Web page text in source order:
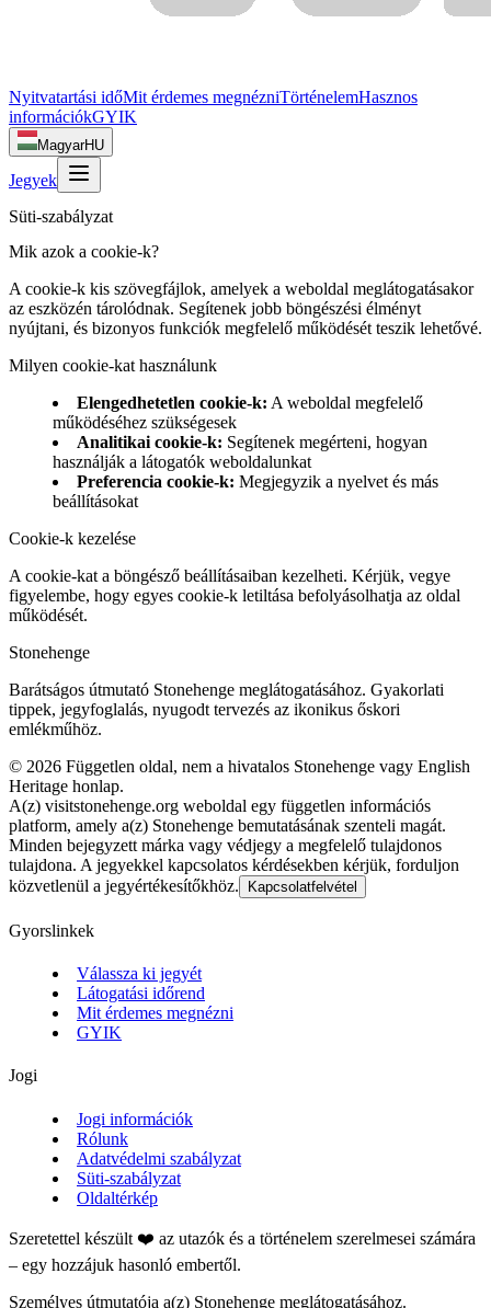
Nyitvatartási időMit érdemes megnézniTörténelemHasznos
információkGYIK
MagyarHU
Jegyek
Süti-szabályzat
Mik azok a cookie-k?
A cookie-k kis szövegfájlok, amelyek a weboldal meglátogatásakor
az eszközén tárolódnak. Segítenek jobb böngészési élményt
nyújtani, és bizonyos funkciók megfelelő működését teszik lehetővé.
Milyen cookie-kat használunk
Elengedhetetlen cookie-k: A weboldal megfelelő
működéséhez szükségesek
Analitikai cookie-k: Segítenek megérteni, hogyan
használják a látogatók weboldalunkat
Preferencia cookie-k: Megjegyzik a nyelvet és más
beállításokat
Cookie-k kezelése
A cookie-kat a böngésző beállításaiban kezelheti. Kérjük, vegye
figyelembe, hogy egyes cookie-k letiltása befolyásolhatja az oldal
működését.
Stonehenge
Barátságos útmutató Stonehenge meglátogatásához. Gyakorlati
tippek, jegyfoglalás, nyugodt tervezés az ikonikus őskori
emlékműhöz.
© 2026 Független oldal, nem a hivatalos Stonehenge vagy English
Heritage honlap.
A(z) visitstonehenge.org weboldal egy független információs
platform, amely a(z) Stonehenge bemutatásának szenteli magát.
Minden bejegyzett márka vagy védjegy a megfelelő tulajdonos
tulajdona. A jegyekkel kapcsolatos kérdésekben kérjük, forduljon
közvetlenül a jegyértékesítőkhöz.
Kapcsolatfelvétel
Gyorslinkek
Válassza ki jegyét
Látogatási időrend
Mit érdemes megnézni
GYIK
Jogi
Jogi információk
Rólunk
Adatvédelmi szabályzat
Süti-szabályzat
Oldaltérkép
Szeretettel készült ❤️ az utazók és a történelem szerelmesei számára
– egy hozzájuk hasonló embertől.
Személyes útmutatója a(z) Stonehenge meglátogatásához.